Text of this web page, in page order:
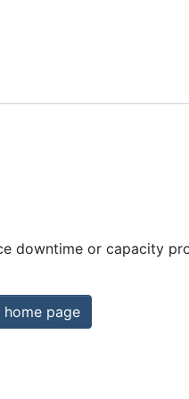
downtime or capacity
page